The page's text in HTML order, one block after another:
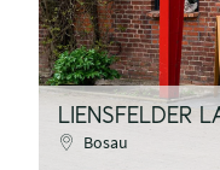
LIENSFELDER
Bosau